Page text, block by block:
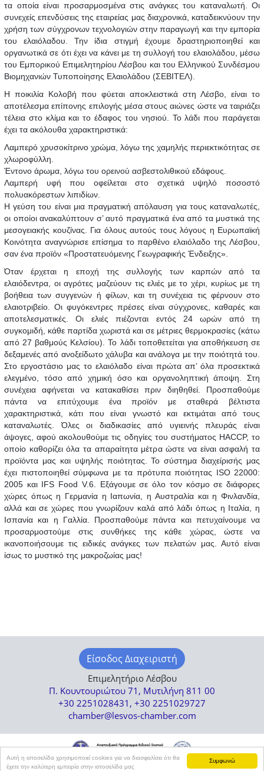
Συμφωνώ
Αυτή η ιστοσελίδα χρησιμοποιεί cookies για να διασφαλίσει ότι θα
έχετε την καλύτερη εμπειρία στην ιστοσελίδα μας
τα οποία είναι προσαρμοσμένα στις ανάγκες του καταναλωτή. Οι
συνεχείς επενδύσεις της εταιρείας μας διαχρονικά, καταδεικνύουν την
χρήση των σύγχρονων τεχνολογιών στην παραγωγή και την εμπορία
του ελαιόλαδου. Την ίδια στιγμή έχουμε δραστηριοποιηθεί και
οργανωτικά σε ότι έχει να κάνει με τη συλλογή του ελαιολάδου, μέσω
του Εμπορικού Επιμελητηρίου Λέσβου και του Ελληνικού Συνδέσμου
Βιομηχανιών Τυποποίησης Ελαιολάδου (ΣΕΒΙΤΕΛ).
Η ποικιλία Κολοβή που φύεται αποκλειστικά στη Λέσβο, είναι το
αποτέλεσμα επίπονης επιλογής μέσα στους αιώνες ώστε να ταιριάζει
τέλεια στο κλίμα και το έδαφος του νησιού. Το λάδι που παράγεται
έχει τα ακόλουθα χαρακτηριστικά:
Λαμπερό χρυσοκίτρινο χρώμα, λόγω της χαμηλής περιεκτικότητας σε
χλωροφύλλη.
Έντονο άρωμα, λόγω του ορεινού ασβεστολιθικού εδάφους.
Λαμπερή υφή που οφείλεται στο σχετικά υψηλό ποσοστό
πολυακόρεστων λιπιδίων.
Η γεύση του είναι μια πραγματική απόλαυση για τους καταναλωτές,
οι οποίοι ανακαλύπτουν σ’ αυτό πραγματικά ένα από τα μυστικά της
μεσογειακής κουζίνας. Για όλους αυτούς τους λόγους η Ευρωπαϊκή
Κοινότητα αναγνώρισε επίσημα το παρθένο ελαιόλαδο της Λέσβου,
σαν ένα προϊόν «Προστατευόμενης Γεωγραφικής Ένδειξης».
Όταν έρχεται η εποχή της συλλογής των καρπών από τα
ελαιόδεντρα, οι αγρότες μαζεύουν τις ελιές με το χέρι, κυρίως με τη
βοήθεια των συγγενών ή φίλων, και τη συνέχεια τις φέρνουν στο
ελαιοτριβείο. Οι φυγόκεντρες πρέσες είναι σύγχρονες, καθαρές και
αποτελεσματικές. Οι ελιές πιέζονται εντός 24 ωρών από τη
συγκομιδή, κάθε παρτίδα χωριστά και σε μέτριες θερμοκρασίες (κάτω
από 27 βαθμούς Κελσίου). Το λάδι τοποθετείται για αποθήκευση σε
δεξαμενές από ανοξείδωτο χάλυβα και ανάλογα με την ποιότητά του.
Στο εργοστάσιο μας το ελαιόλαδο είναι πρώτα απ’ όλα προσεκτικά
ελεγμένο, τόσο από χημική όσο και οργανοληπτική άποψη. Στη
συνέχεια αφήνεται να κατακαθίσει πριν διηθηθεί. Προσπαθούμε
πάντα να επιτύχουμε ένα προϊόν με σταθερά βέλτιστα
χαρακτηριστικά, κάτι που είναι γνωστό και εκτιμάται από τους
καταναλωτές. Όλες οι διαδικασίες από υγιεινής πλευράς είναι
άψογες, αφού ακολουθούμε τις οδηγίες του συστήματος HACCP, το
οποίο καθορίζει όλα τα απαραίτητα μέτρα ώστε να είναι ασφαλή τα
προϊόντα μας και υψηλής ποιότητας. Το σύστημα διαχείρισής μας
έχει πιστοποιηθεί σύμφωνα με τα πρότυπα ποιότητας ISO 22000:
2005 και IFS Food V.6. Εξάγουμε σε όλο τον κόσμο σε διάφορες
χώρες όπως η Γερμανία η Ιαπωνία, η Αυστραλία και η Φινλανδία,
αλλά και σε χώρες που γνωρίζουν καλά από λάδι όπως η Ιταλία, η
Ισπανία και η Γαλλία. Προσπαθούμε πάντα και πετυχαίνουμε να
προσαρμοστούμε στις συνθήκες της κάθε χώρας, ώστε να
ικανοποιήσουμε τις ειδικές ανάγκες των πελατών μας. Αυτό είναι
ίσως το μυστικό της μακροζωίας μας!
Είσοδος Διαχειριστή
Επιμελητήριο Λέσβου
Π. Κουντουριώτου 71, Μυτιλήνη 811 00
+30 2251028431, +30 2251029727
chamber@lesvos-chamber.com